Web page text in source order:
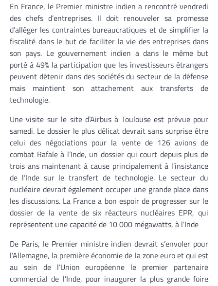
En France, le Premier ministre indien a rencontré vendredi
des chefs d’entreprises. Il doit renouveler sa promesse
d’alléger les contraintes bureaucratiques et de simplifier la
fiscalité dans le but de faciliter la vie des entreprises dans
son pays. Le gouvernement indien a dans le même but
porté à 49% la participation que les investisseurs étrangers
peuvent détenir dans des sociétés du secteur de la défense
mais maintient son attachement aux transferts de
technologie.
Une visite sur le site d’Airbus à Toulouse est prévue pour
samedi. Le dossier le plus délicat devrait sans surprise être
celui des négociations pour la vente de 126 avions de
combat Rafale à l’Inde, un dossier qui court depuis plus de
trois ans maintenant à cause principalement à l’insistance
de l’Inde sur le transfert de technologie. Le secteur du
nucléaire devrait également occuper une grande place dans
les discussions. La France a bon espoir de progresser sur le
dossier de la vente de six réacteurs nucléaires EPR, qui
représentent une capacité de 10 000 mégawatts, à l’Inde
De Paris, le Premier ministre indien devrait s’envoler pour
l’Allemagne, la première économie de la zone euro et qui est
au sein de l’Union européenne le premier partenaire
commercial de l’Inde, pour inaugurer la plus grande foire